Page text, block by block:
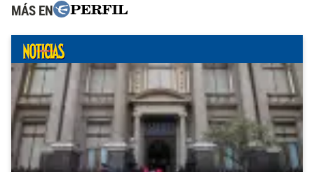
MÁS EN